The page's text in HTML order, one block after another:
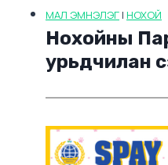
МАЛ ЭМНЭЛЭГ | НОХОЙ
Нохойны
урьдчилан